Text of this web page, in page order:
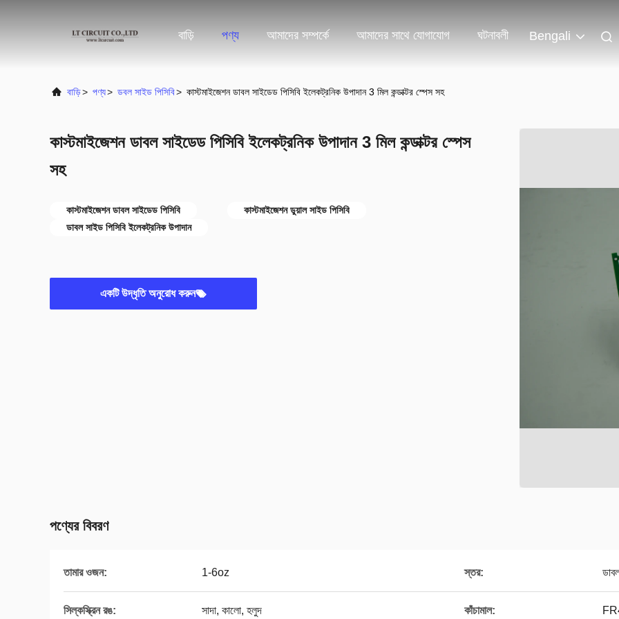
বাড়ি পণ্য আমাদের সম্পর্কে আমাদের সাথে যোগাযোগ ঘটনাবলী Bengali
বাড়ি> পণ্য> ডবল সাইড পিসিবি> কাস্টমাইজেশন ডাবল সাইডেড পিসিবি ইলেকট্রনিক উপাদান 3 মিল কন্ডাক্টর স্পেস সহ
কাস্টমাইজেশন ডাবল সাইডেড পিসিবি ইলেকট্রনিক উপাদান 3 মিল কন্ডাক্টর স্পেস
সহ
কাস্টমাইজেশন ডাবল সাইডেড পিসিবি
কাস্টমাইজেশন ডুয়াল সাইড পিসিবি
ডাবল সাইড পিসিবি ইলেকট্রনিক উপাদান
একটি উদ্ধৃতি অনুরোধ করুন
পণ্যের বিবরণ
তামার ওজন: 1-6oz স্তর:
সিল্কস্ক্রিন রঙ: সাদা, কালো, হলুদ কাঁচামাল: